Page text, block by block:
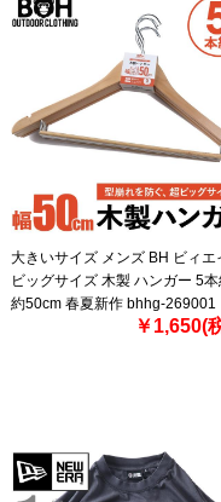
大きいサイズ メンズ BH ビィエ
ビッグサイズ 木製 ハンガー 5
約50cm 春夏新作 bhhg-269001
￥1,650(